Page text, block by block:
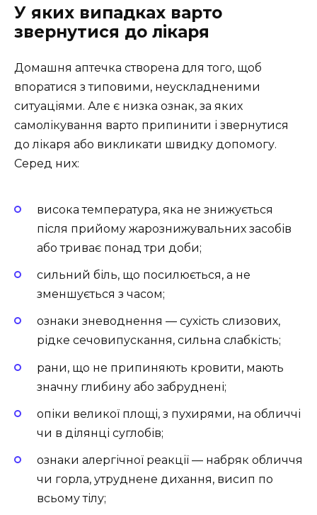
У яких випадках варто
звернутися до лікаря
Домашня аптечка створена для того, щоб
впоратися з типовими, неускладненими
ситуаціями. Але є низка ознак, за яких
самолікування варто припинити і звернутися
до лікаря або викликати швидку допомогу.
Серед них:
висока температура, яка не знижується
після прийому жарознижувальних засобів
або триває понад три доби;
сильний біль, що посилюється, а не
зменшується з часом;
ознаки зневоднення — сухість слизових,
рідке сечовипускання, сильна слабкість;
рани, що не припиняють кровити, мають
значну глибину або забруднені;
опіки великої площі, з пухирями, на обличчі
чи в ділянці суглобів;
ознаки алергічної реакції — набряк обличчя
чи горла, утруднене дихання, висип по
всьому тілу;